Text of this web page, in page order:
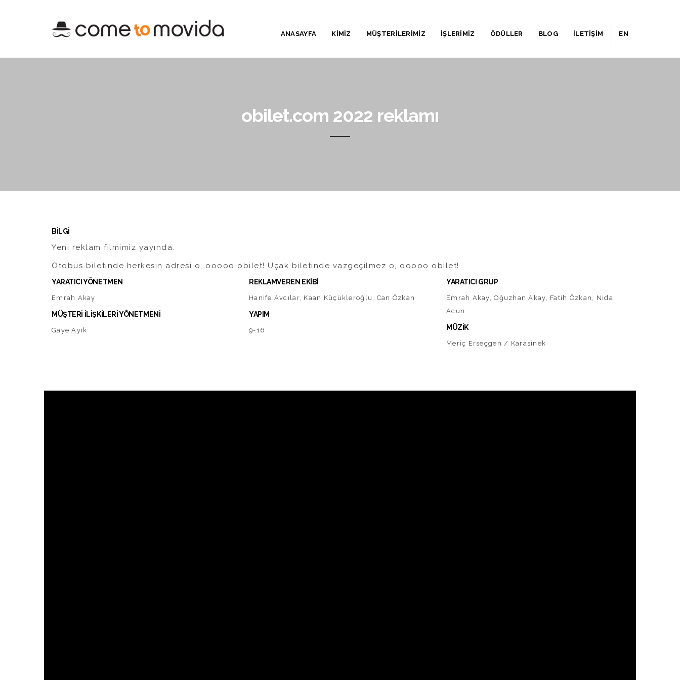
ANASAYFA KİMİZ MÜŞTERİLERİMİZ İŞLERİMİZ ÖDÜLLER BLOG İLETİŞİM EN
obilet.com 2022 reklamı
BİLGİ
Yeni reklam filmimiz yayında.
Otobüs biletinde herkesin adresi o, ooooo obilet! Uçak biletinde vazgeçilmez o, ooooo obilet!
YARATICI YÖNETMEN
Emrah Akay
MÜŞTERİ İLİŞKİLERİ YÖNETMENİ
Gaye Ayık
REKLAMVEREN EKİBİ
Hanife Avcılar, Kaan Küçükleroğlu, Can Özkan
YAPIM
9-16
YARATICI GRUP
Emrah Akay, Oğuzhan Akay, Fatih Özkan, Nida
Acun
MÜZİK
Meriç Erseçgen / Karasinek